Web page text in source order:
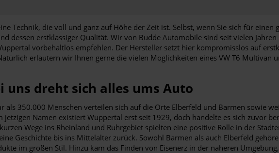
Technik, die voll und ganz auf Höhe der Zeit ist. Selbst, wenn Sie sich für einen
dessen erstklassiger Qualität. Wir von Budde Automobile sind seit vielen
vorbehaltlos empfehlen. Der Hersteller setzt hier kompromisslos auf
erläutern wir Ihnen gerne die vielen Möglichkeiten eines VW T6 Multivan
uns dreht sich alles ums Auto
350.000 Menschen verteilen sich auf die Orte Elberfeld und Barmen sowie
Namen existiert Wuppertal erst seit 1929, doch handelte es sich zuvor
Wege ins Rheinland und Ruhrgebiet spielten eine positive Rolle in der
Geschichte bis ins Mittelalter zurück. Sowohl Barmen als auch Elberfeld
im großen Stil. Hinzu kam das Finden von Eisenerz in der näheren